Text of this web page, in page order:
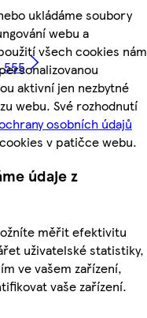
ukládáme soubory
webu a
všech cookies nám
aktivní jen nezbytné
webu. Své rozhodnutí
osobních údajů
v patičce webu.
údaje z
měřit efektivitu
uživatelské statistiky,
ve vašem zařízení,
vaše zařízení.
555